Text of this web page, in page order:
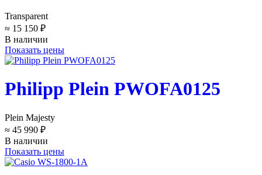
Transparent
≈ 15 150 ₽
В наличии
Показать цены
Philipp Plein PWOFA0125
Plein Majesty
≈ 45 990 ₽
В наличии
Показать цены